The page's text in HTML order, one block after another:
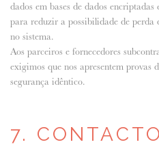
dados em bases de dados
para reduzir a possibilidade de perda
no sistema.
Aos parceiros e fornecedores
exigimos que nos apresentem provas
segurança idêntico.
7.